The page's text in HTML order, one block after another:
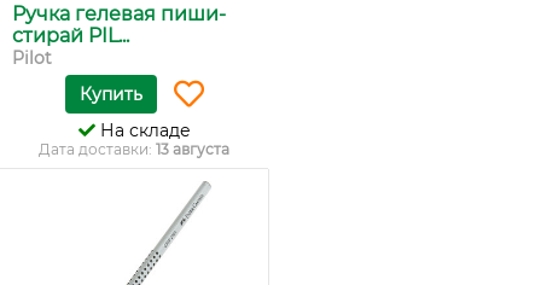
Ручка гелевая пиши-
стирай PIL...
Pilot
Купить
На складе
Дата доставки: 13 августа